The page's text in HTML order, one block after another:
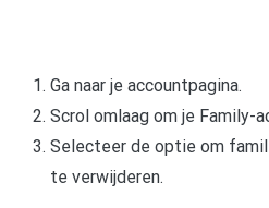
Ga naar je accountpagina.
Scrol omlaag om je Family-
Selecteer de optie om
te verwijderen.